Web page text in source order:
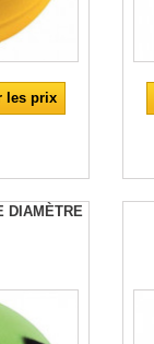
les prix
DIAMÈTRE